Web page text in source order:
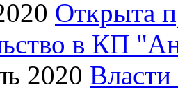
Открыта
в КП
2020